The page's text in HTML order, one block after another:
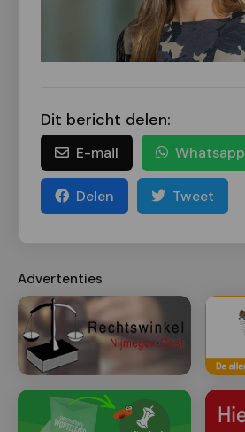
Dit bericht delen:
E-mail Whatsapp
Delen Tweet
Advertenties